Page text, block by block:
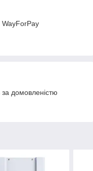
домовленістю